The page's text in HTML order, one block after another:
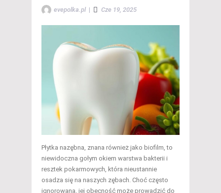
evepolka.pl | Cze 19, 2025
Płytka nazębna, znana również jako biofilm, to
niewidoczna gołym okiem warstwa bakterii i
resztek pokarmowych, która nieustannie
osadza się na naszych zębach. Choć często
ignorowana, jej obecność może prowadzić do